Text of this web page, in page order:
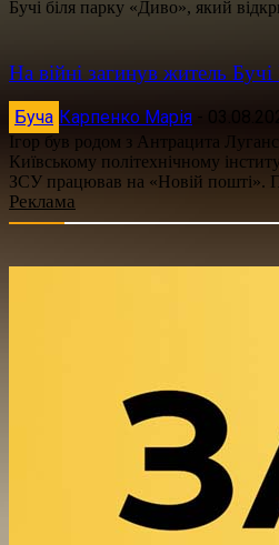
Бучі біля парку «Диво», який
На війні загинув житель
Буча Карпенко Марія -
Ігор був родом з Антрацита
Київському політехнічному
ЗСУ працював на «Новій пошті».
Реклама